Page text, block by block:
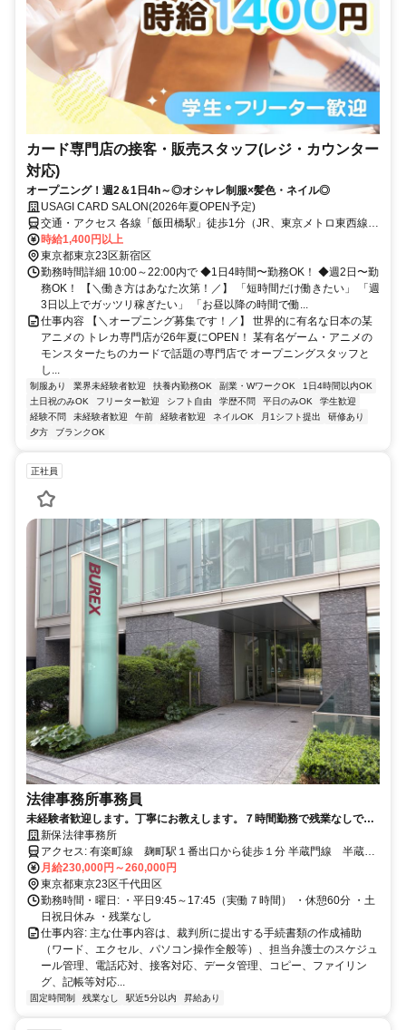
カード専門店の接客・販売スタッフ(レジ・カウンター
対応)
オープニング！週2＆1日4h～◎オシャレ制服×髪色・ネイル◎
USAGI CARD SALON(2026年夏OPEN予定)
交通・アクセス 各線「飯田橋駅」徒歩1分（JR、東京メトロ東西線・
南北線・有楽町線、都営大江戸線利用可）
時給1,400円以上
東京都東京23区新宿区
勤務時間詳細 10:00～22:00内で ◆1日4時間〜勤務OK！ ◆週2日〜勤
務OK！ 【＼働き方はあなた次第！／】 「短時間だけ働きたい」 「週
3日以上でガッツリ稼ぎたい」 「お昼以降の時間で働...
仕事内容 【＼オープニング募集です！／】 世界的に有名な日本の某
アニメの トレカ専門店が26年夏にOPEN！ 某有名ゲーム・アニメの
モンスターたちのカードで話題の専門店で オープニングスタッフと
し...
制服あり 業界未経験者歓迎 扶養内勤務OK 副業・WワークOK
1日4時間以内OK
土日祝のみOK
フリーター歓迎 シフト自由 学歴不問 平日のみOK
学生歓迎
経験不問
未経験者歓迎 午前 経験者歓迎 ネイルOK 月1シフト提出
研修あり
夕方
ブランクOK
正社員
法律事務所事務員
未経験者歓迎します。丁寧にお教えします。７時間勤務で残業なしで
す。最寄り駅近くのアットホームな法律事務所です。弁護士秘書を募集
します。
新保法律事務所
アクセス: 有楽町線 麹町駅１番出口から徒歩１分 半蔵門線 半蔵門
駅２、６番出口から徒歩３分
月給230,000円～260,000円
東京都東京23区千代田区
勤務時間・曜日: ・平日9:45～17:45（実働７時間） ・休憩60分 ・土
日祝日休み ・残業なし
仕事内容: 主な仕事内容は、裁判所に提出する手続書類の作成補助
（ワード、エクセル、パソコン操作全般等）、担当弁護士のスケジュ
ール管理、電話応対、接客対応、データ管理、コピー、ファイリン
グ、記帳等対応...
固定時間制 残業なし 駅近5分以内 昇給あり